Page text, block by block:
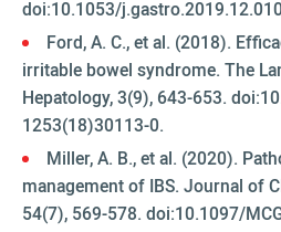
doi:10.1053/
Ford, A. C., et al. (2018).
irritable bowel syndrome. The
Hepatology, 3(9), 643-653.
1253(18)30113-0.
Miller, A. B., et al. (2020).
management of IBS. Journal of
54(7), 569-578. doi:10.1097/